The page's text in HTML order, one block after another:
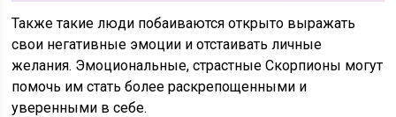
Также такие люди побаиваются открыто выражать
свои негативные эмоции и отстаивать личные
желания. Эмоциональные, страстные Скорпионы могут
помочь им стать более раскрепощенными и
уверенными в себе.